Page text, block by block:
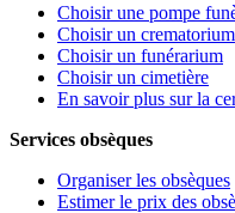
Choisir une pompe
Choisir un crematorium
Choisir un funérarium
Choisir un cimetière
En savoir plus sur la
Services obsèques
Organiser les obsèques
Estimer le prix des